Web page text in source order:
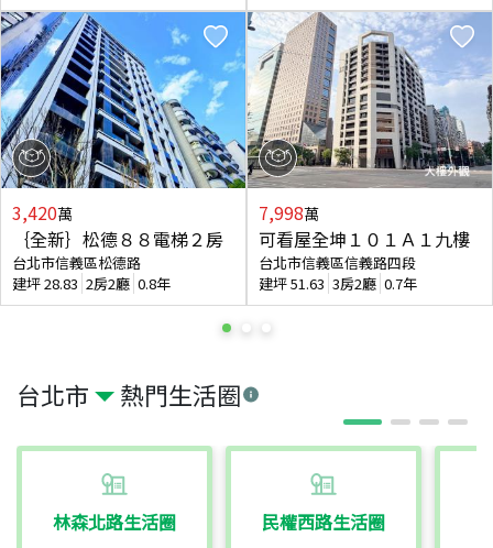
台北市 熱門生活圈
林森北路生活圈 民權西路生活圈
3,420萬
｛全新｝松德８８電梯２房
台北市信義區松德路
建坪28.83 2房2廳 0.8年
7,998萬
可看屋全坤１０１Ａ１九樓
台北市信義區信義路四段
建坪51.63 3房2廳 0.7年